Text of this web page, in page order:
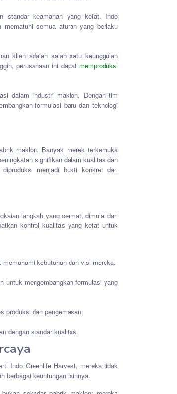
standar keamanan yang ketat. Indo
mematuhi semua aturan yang berlaku
klien adalah salah satu keunggulan
perusahaan ini dapat memproduksi
dalam industri maklon. Dengan tim
formulasi baru dan teknologi
maklon. Banyak merek terkemuka
signifikan dalam kualitas dan
menjadi bukti konkret dari
langkah yang cermat, dimulai dari
kontrol kualitas yang ketat untuk
kebutuhan dan visi mereka.
untuk mengembangkan formulasi yang
produksi dan pengemasan.
dengan standar kualitas.
Indo Greenlife Harvest, mereka tidak
berbagai keuntungan lainnya.